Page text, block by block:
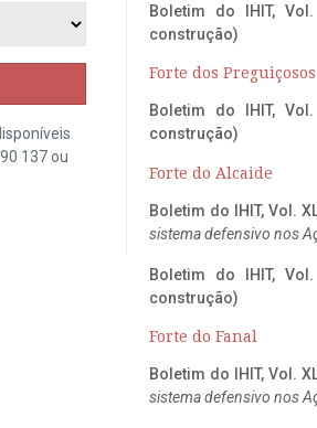
137 ou
Boletim do IHIT,
construção)
Forte dos Preguiçosos
Boletim do IHIT,
construção)
Forte do Alcaide
Boletim do IHIT, Vol.
sistema defensivo nos
Boletim do IHIT,
construção)
Forte do Fanal
Boletim do IHIT, Vol.
sistema defensivo nos